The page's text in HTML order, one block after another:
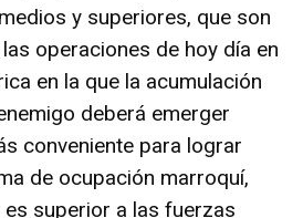
y superiores, que son
operaciones de hoy día en
en la que la acumulación
deberá emerger
conveniente para lograr
de ocupación marroquí,
superior a las fuerzas